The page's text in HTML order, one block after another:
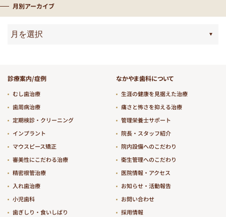
月別アーカイブ
診療案内/症例
むし歯治療
歯周病治療
定期検診・クリーニング
インプラント
マウスピース矯正
審美性にこだわる治療
精密根管治療
入れ歯治療
小児歯科
歯ぎしり・食いしばり
なかやま歯科について
生涯の健康を見据えた治療
痛さと怖さを抑える治療
管理栄養士サポート
院長・スタッフ紹介
院内設備へのこだわり
衛生管理へのこだわり
医院情報・アクセス
お知らせ・活動報告
お問い合わせ
採用情報